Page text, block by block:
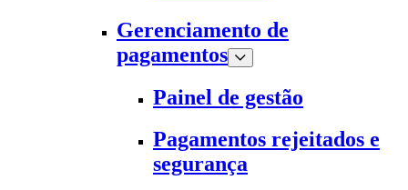
Gerenciamento de
pagamentos
Painel de gestão
Pagamentos rejeitados e
segurança